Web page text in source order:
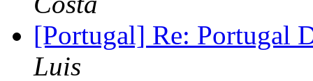
[Portugal] Re: Portugal
Luis